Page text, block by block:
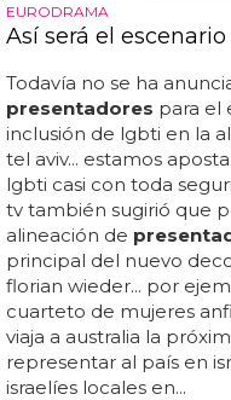
EURODRAMA
Así será el
Todavía no se ha
presentadores para el
inclusión de lgbti en la
tel aviv... estamos
lgbti casi con toda
tv también sugirió que
alineación de
principal del nuevo
florian wieder... por
cuarteto de mujeres
viaja a australia la
representar al país en
israelíes locales en...